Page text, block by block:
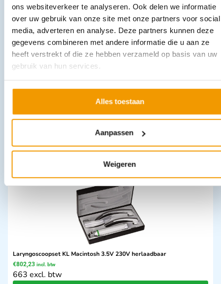
ons websiteverkeer te analyseren. Ook delen we informatie
over uw gebruik van onze site met onze partners voor social
media, adverteren en analyse. Deze partners kunnen deze
gegevens combineren met andere informatie die u aan ze
heeft verstrekt of die ze hebben verzameld op basis van uw
gebruik van hun services.
Alles toestaan
Aanpassen
Weigeren
3.58 excl. btw
Opties bekijken
Leverbaar
Laryngoscoopset KL Macintosh 3.5V 230V herlaadbaar
€802,23 incl. btw
663 excl. btw